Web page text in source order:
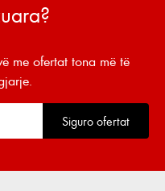
me ofertat tona më të
Siguro ofertat